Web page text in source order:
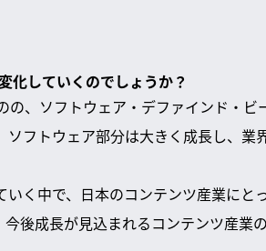
化していくのでしょうか？
の、ソフトウェア・デファインド・
ソフトウェア部分は大きく成長し、業
く中で、日本のコンテンツ産業にと
後成長が見込まれるコンテンツ産業